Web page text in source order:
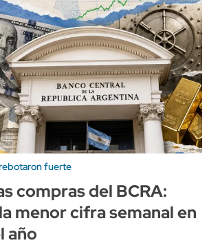
fuerte
compras del BCRA:
menor cifra semanal en
año